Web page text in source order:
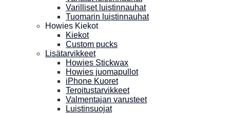
Varilliset luistinnauhat
Tuomarin luistinnauhat
Howies Kiekot
Kiekot
Custom pucks
Lisätarvikkeet
Howies Stickwax
Howies juomapullot
iPhone Kuoret
Teroitustarvikkeet
Valmentajan varusteet
Luistinsuojat